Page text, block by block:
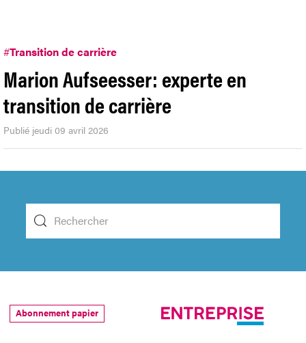
#Transition de carrière
Marion Aufseesser: experte en
transition de carrière
Publié jeudi 09 avril 2026
Abonnement papier